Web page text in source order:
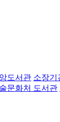
도서관 소장기
문화처 도서관